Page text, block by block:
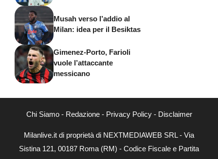
Musah verso l’addio al
Milan: idea per il Besiktas
Gimenez-Porto, Farioli
vuole l’attaccante
messicano
Chi Siamo- Redazione- Privacy Policy- Disclaimer
Milanlive.it di proprietà di NEXTMEDIAWEB SRL - Via
Sistina 121, 00187 Roma (RM) - Codice Fiscale e Partita